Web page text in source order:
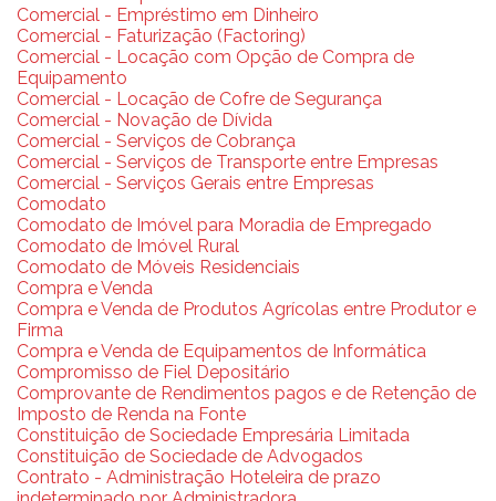
Comercial - Empréstimo em Dinheiro
Comercial - Faturização (Factoring)
Comercial - Locação com Opção de Compra de
Equipamento
Comercial - Locação de Cofre de Segurança
Comercial - Novação de Dívida
Comercial - Serviços de Cobrança
Comercial - Serviços de Transporte entre Empresas
Comercial - Serviços Gerais entre Empresas
Comodato
Comodato de Imóvel para Moradia de Empregado
Comodato de Imóvel Rural
Comodato de Móveis Residenciais
Compra e Venda
Compra e Venda de Produtos Agrícolas entre Produtor e
Firma
Compra e Venda de Equipamentos de Informática
Compromisso de Fiel Depositário
Comprovante de Rendimentos pagos e de Retenção de
Imposto de Renda na Fonte
Constituição de Sociedade Empresária Limitada
Constituição de Sociedade de Advogados
Contrato - Administração Hoteleira de prazo